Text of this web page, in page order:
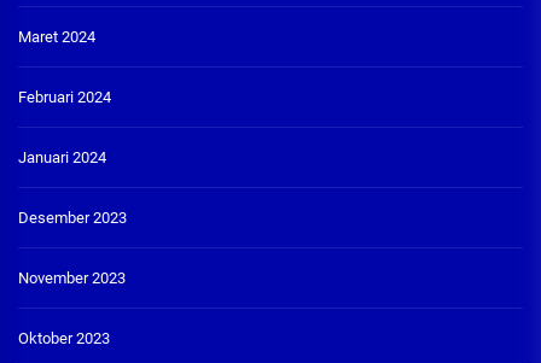
Maret 2024
Februari 2024
Januari 2024
Desember 2023
November 2023
Oktober 2023